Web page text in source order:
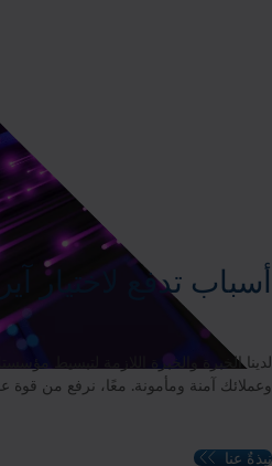
أسباب تدفع لاختيار
لدينا الخبرة والخبرة اللازمة لتبسيط
وعملائك آمنة ومأمونة. معًا، نرفع من قوة
نبذةٌ عنا